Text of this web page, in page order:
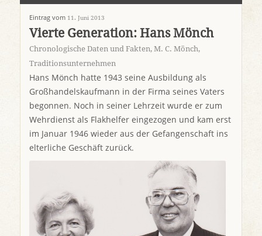
Eintrag vom 11. Juni 2013
Vierte Generation: Hans Mönch
Chronologische Daten und Fakten, M. C. Mönch,
Traditionsunternehmen
Hans Mönch hatte 1943 seine Ausbildung als
Großhandelskaufmann in der Firma seines Vaters
begonnen. Noch in seiner Lehrzeit wurde er zum
Wehrdienst als Flakhelfer eingezogen und kam erst
im Januar 1946 wieder aus der Gefangenschaft ins
elterliche Geschäft zurück.